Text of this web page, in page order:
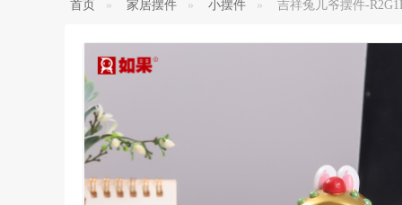
首页 家居摆件 小摆件 吉祥兔儿爷摆件-